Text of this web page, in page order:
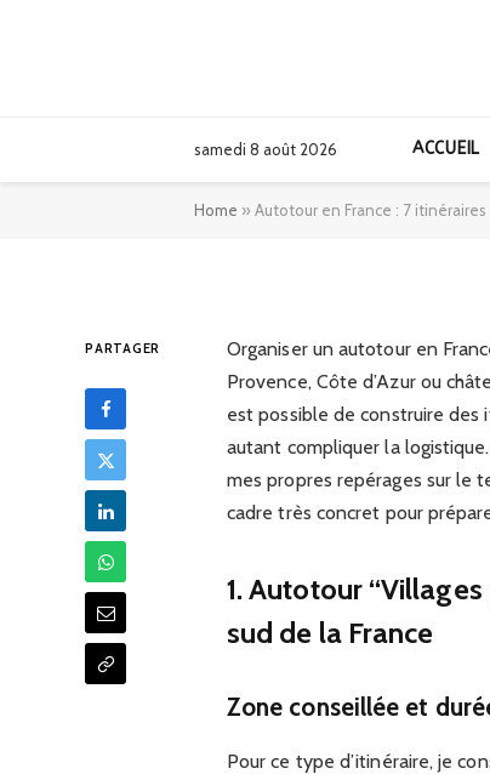
samedi 8 août 2026 ACCUEIL
Home » Autotour en France : 7
Autotour en
PARTAGER
Organiser un autotour en
Provence, Côte d’Azur ou
est possible de construire des
autant compliquer la
mes propres repérages sur le
cadre très concret pour
1. Autotour
sud de la France
Zone conseillée et
Pour ce type d’itinéraire, je